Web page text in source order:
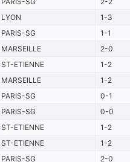
LYON 1-3
PARIS-SG 1-1
MARSEILLE 2-0
ST-ETIENNE 1-2
MARSEILLE 1-2
PARIS-SG 0-1
PARIS-SG 0-0
ST-ETIENNE 1-2
ST-ETIENNE 1-2
PARIS-SG 2-0